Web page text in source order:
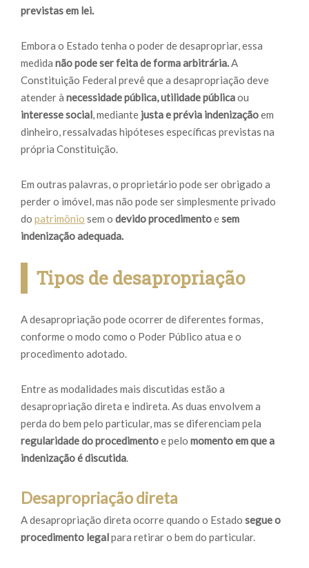
previstas em lei.
Embora o Estado tenha o poder de desapropriar, essa
medida não pode ser feita de forma arbitrária.A
Constituição Federal prevê que a desapropriação deve
atender à necessidade pública, utilidade públicaou
interesse social, mediante justa e prévia indenizaçãoem
dinheiro, ressalvadas hipóteses específicas previstas na
própria Constituição.
Em outras palavras, o proprietário pode ser obrigado a
perder o imóvel, mas não pode ser simplesmente privado
do patrimônio sem o devido procedimentoesem
indenização adequada.
Tipos de desapropriação
A desapropriação pode ocorrer de diferentes formas,
conforme o modo como o Poder Público atua e o
procedimento adotado.
Entre as modalidades mais discutidas estão a
desapropriação direta e indireta. As duas envolvem a
perda do bem pelo particular, mas se diferenciam pela
regularidade do procedimentoe pelo momento em que a
indenização é discutida.
Desapropriação direta
A desapropriação direta ocorre quando o Estado segue o
procedimento legalpara retirar o bem do particular.